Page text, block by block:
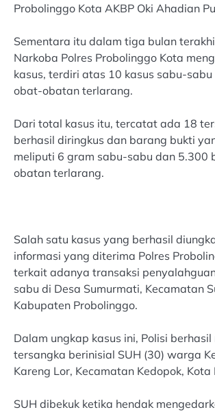
Probolinggo Kota AKBP Oki Ahadian
Sementara itu dalam tiga bulan
Narkoba Polres Probolinggo Kota
kasus, terdiri atas 10 kasus sabu-sabu
obat-obatan terlarang.
Dari total kasus itu, tercatat ada 18
berhasil diringkus dan barang bukti
meliputi 6 gram sabu-sabu dan 5.300
obatan terlarang.
Salah satu kasus yang berhasil
informasi yang diterima Polres
terkait adanya transaksi
sabu di Desa Sumurmati, Kecamatan
Kabupaten Probolinggo.
Dalam ungkap kasus ini, Polisi
tersangka berinisial SUH (30) warga
Kareng Lor, Kecamatan Kedopok, Kota
SUH dibekuk ketika hendak